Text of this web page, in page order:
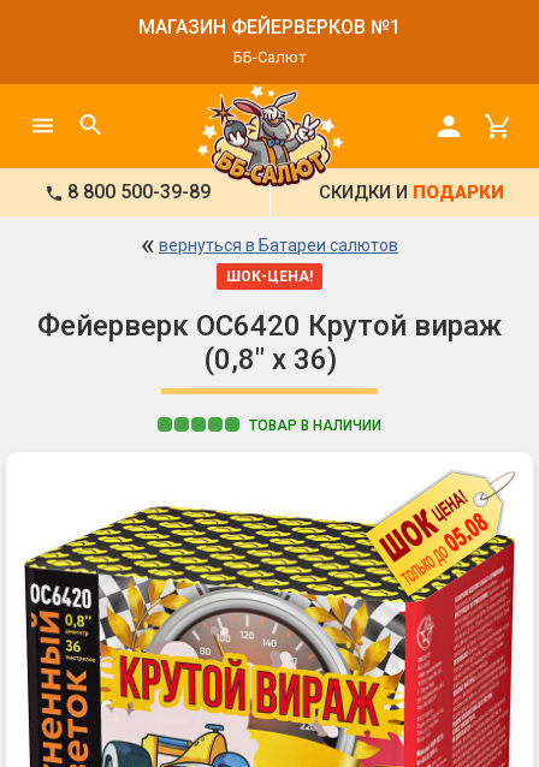
МАГАЗИН ФЕЙЕРВЕРКОВ №1
ББ-Салют
8 800 500-39-89 СКИДКИ И ПОДАРКИ
« вернуться в Батареи салютов
ШОК-ЦЕНА!
Фейерверк ОС6420 Крутой вираж
(0,8" х 36)
ТОВАР В НАЛИЧИИ